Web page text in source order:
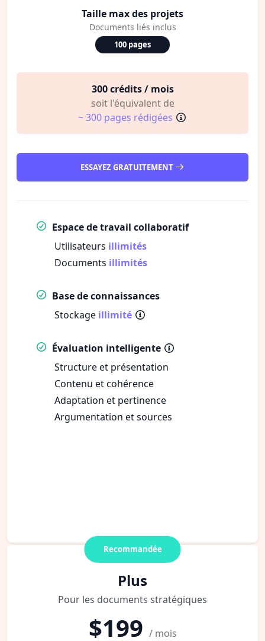
Taille max des projets
Documents liés inclus
100 pages
300 crédits / mois
soit l'équivalent de
~ 300 pages rédigées
ESSAYEZ GRATUITEMENT
Espace de travail collaboratif
Utilisateurs illimités
Documents illimités
Base de connaissances
Stockage illimité
Évaluation intelligente
Structure et présentation
Contenu et cohérence
Adaptation et pertinence
Argumentation et sources
Recommandée
Plus
Pour les documents stratégiques
$199 / mois